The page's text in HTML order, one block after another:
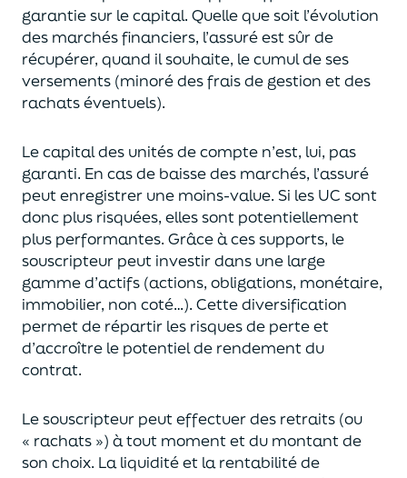
garantie sur le capital. Quelle que soit l’évolution
des marchés financiers, l’assuré est sûr de
récupérer, quand il souhaite, le cumul de ses
versements (minoré des frais de gestion et des
rachats éventuels).
Le capital des unités de compte n’est, lui, pas
garanti. En casde baisse des marchés, l’assuré
peut enregistrer une moins-value. Si les UC sont
donc plus risquées, elles sont potentiellement
plus performantes. Grâce à ces supports, le
souscripteur peut investir dans une large
gamme d’actifs (actions, obligations, monétaire,
immobilier, non coté…). Cette diversification
permet de répartir les risques de perte et
d’accroître le potentielde rendement du
contrat.
Le souscripteur peut effectuer des retraits (ou
« rachats ») à tout moment et du montant de
son choix. Laliquiditéet la rentabilité de